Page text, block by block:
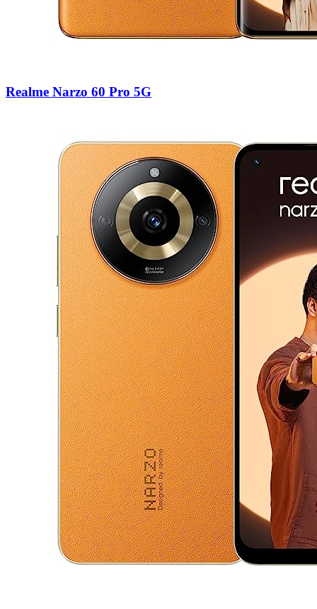
Realme Narzo 60 Pro 5G